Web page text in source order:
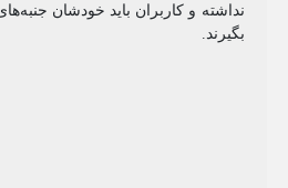
نداشته و کاربران باید خودشان
بگیرند.